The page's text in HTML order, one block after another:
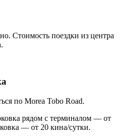
Стоимость поездки из центра
по Morea Tobo Road.
рядом с терминалом — от
— от 20 кина/сутки.